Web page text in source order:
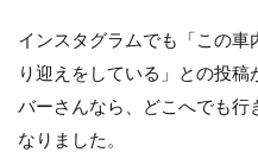
インスタグラムでも「この
り迎えをしている」との投
バーさんなら、どこへでも行
なりました。